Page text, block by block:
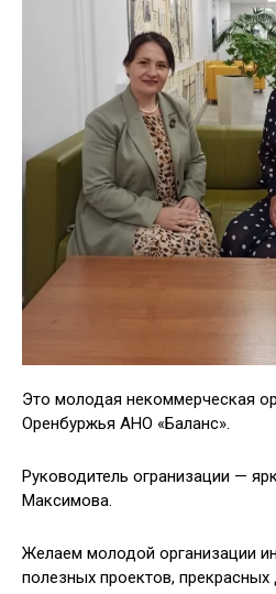
Это молодая некоммерческая
Оренбуржья АНО «Баланс».
Руководитель огранизации —
Максимова.
Желаем молодой организации
полезных проектов, прекрасных